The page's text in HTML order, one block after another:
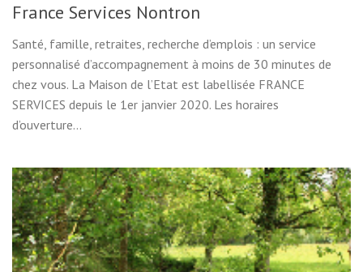
France Services Nontron
Santé, famille, retraites, recherche d’emplois : un service
personnalisé d’accompagnement à moins de 30 minutes de
chez vous. La Maison de l’Etat est labellisée FRANCE
SERVICES depuis le 1er janvier 2020. Les horaires
d’ouverture...